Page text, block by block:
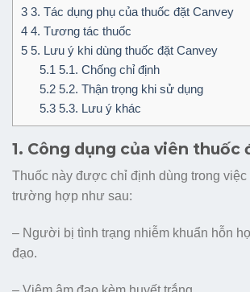
3 3. Tác dụng phụ của thuốc đặt Canvey
4 4. Tương tác thuốc
5 5. Lưu ý khi dùng thuốc đặt Canvey
5.1 5.1. Chống chỉ định
5.25.2. Thận trọng khi sử dụng
5.35.3. Lưu ý khác
1. Công dụng của viên thuốc
Thuốc này được chỉ định dùng trong việc
trường hợp như sau:
– Người bị tình trạng nhiễm khuẩn hỗn
đạo.